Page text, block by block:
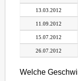
13.03.2012
11.09.2012
15.07.2012
26.07.2012
Welche